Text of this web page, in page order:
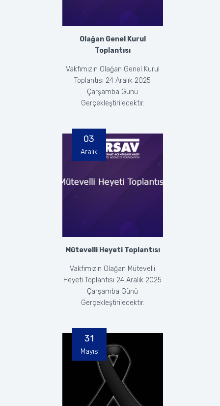
Olağan Genel Kurul
Toplantısı
Vakfımızın Olağan Genel Kurul
Toplantısı 24 Aralık 2025
Çarşamba Günü
Gerçekleştirilecektir.
Mütevelli Heyeti Toplantısı
Vakfımızın Olağan Mütevelli
Heyeti Toplantısı 24 Aralık 2025
Çarşamba Günü
Gerçekleştirilecektir.
03
Aralık
31
Mayıs